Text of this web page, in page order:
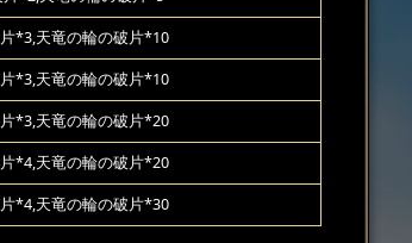
*3,天竜の輪の破片*10
*3,天竜の輪の破片*10
*3,天竜の輪の破片*20
*4,天竜の輪の破片*20
*4,天竜の輪の破片*30